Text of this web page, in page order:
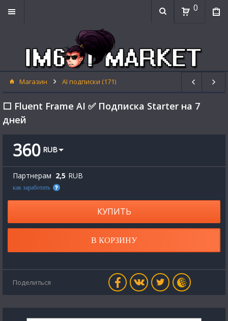
0
Магазин AI подписки (171)
⬜ Fluent Frame AI ✅ Подписка Starter на 7
дней
360 RUB
Партнерам 2,5 RUB
как заработать
КУПИТЬ
В КОРЗИНУ
Поделиться